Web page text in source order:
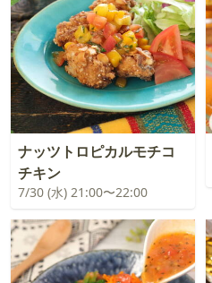
ナッツトロピカルモチコ
チキン
7/30 (水) 21:00〜22:00